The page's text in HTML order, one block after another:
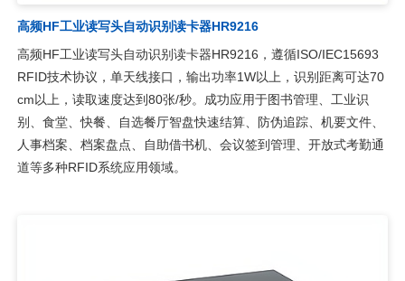
高频HF工业读写头自动识别读卡器HR9216
高频HF工业读写头自动识别读卡器HR9216，遵循ISO/IEC15693
RFID技术协议，单天线接口，输出功率1W以上，识别距离可达70
cm以上，读取速度达到80张/秒。成功应用于图书管理、工业识
别、食堂、快餐、自选餐厅智盘快速结算、防伪追踪、机要文件、
人事档案、档案盘点、自助借书机、会议签到管理、开放式考勤通
道等多种RFID系统应用领域。